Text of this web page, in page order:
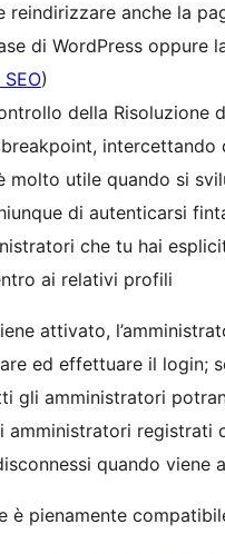
reindirizzare anche la
di WordPress oppure
)
della Risoluzione
molto utile quando si
di autenticarsi
che tu hai
ai relativi profili
attivato,
ed effettuare il login;
gli amministratori
registrati
quando
è pienamente